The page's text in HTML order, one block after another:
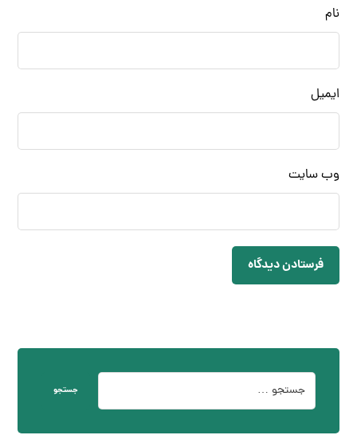
نام
ایمیل
وب‌ سایت
فرستادن دیدگاه
جستجو